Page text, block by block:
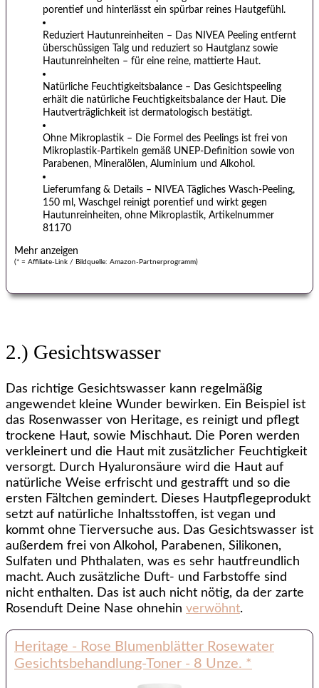
porentief und hinterlässt ein spürbar reines Hautgefühl.
Reduziert Hautunreinheiten – Das NIVEA Peeling entfernt
überschüssigen Talg und reduziert so Hautglanz sowie
Hautunreinheiten – für eine reine, mattierte Haut.
Natürliche Feuchtigkeitsbalance – Das Gesichtspeeling
erhält die natürliche Feuchtigkeitsbalance der Haut. Die
Hautverträglichkeit ist dermatologisch bestätigt.
Ohne Mikroplastik – Die Formel des Peelings ist frei von
Mikroplastik-Partikeln gemäß UNEP-Definition sowie von
Parabenen, Mineralölen, Aluminium und Alkohol.
Lieferumfang & Details – NIVEA Tägliches Wasch-Peeling,
150 ml, Waschgel reinigt porentief und wirkt gegen
Hautunreinheiten, ohne Mikroplastik, Artikelnummer
81170
(* = Affiliate-Link / Bildquelle: Amazon-Partnerprogramm)
2.) Gesichtswasser
Das richtige Gesichtswasser kann regelmäßig
angewendet kleine Wunder bewirken. Ein Beispiel ist
das Rosenwasser von Heritage, es reinigt und pflegt
trockene Haut, sowie Mischhaut. Die Poren werden
verkleinert und die Haut mit zusätzlicher Feuchtigkeit
versorgt. Durch Hyaluronsäure wird die Haut auf
natürliche Weise erfrischt und gestrafft und so die
ersten Fältchen gemindert. Dieses Hautpflegeprodukt
setzt auf natürliche Inhaltsstoffen, ist vegan und
kommt ohne Tierversuche aus. Das Gesichtswasser ist
außerdem frei von Alkohol, Parabenen, Silikonen,
Sulfaten und Phthalaten, was es sehr hautfreundlich
macht. Auch zusätzliche Duft- und Farbstoffe sind
nicht enthalten. Das ist auch nicht nötig, da der zarte
Rosenduft Deine Nase ohnehin verwöhnt.
Heritage - Rose Blumenblätter Rosewater
Gesichtsbehandlung-Toner - 8 Unze. *